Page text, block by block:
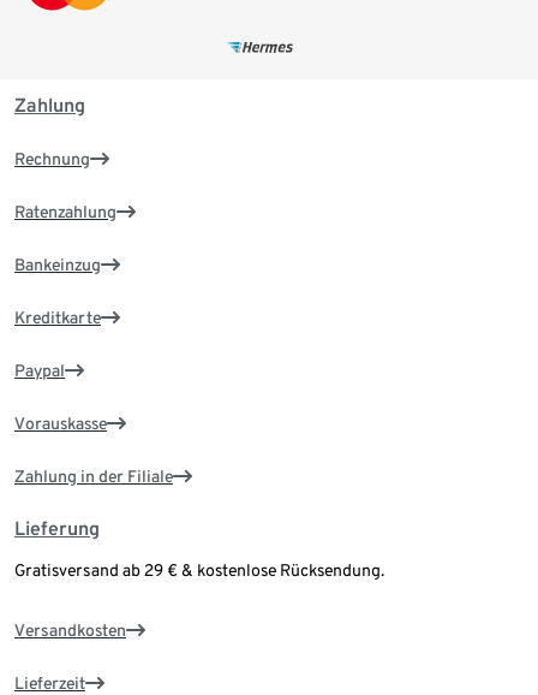
Zahlung
Rechnung
Ratenzahlung
Bankeinzug
Kreditkarte
Paypal
Vorauskasse
Zahlung in der Filiale
Lieferung
Gratisversand ab 29 € & kostenlose Rücksendung.
Versandkosten
Lieferzeit